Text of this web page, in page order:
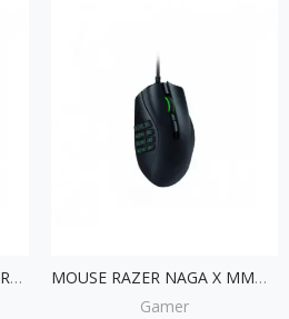
MOUSE GENIUS X-G200 PARA GAMER
MOUSE RAZER NAGA X MMO RZ01-03590100-R3U1
Gamer